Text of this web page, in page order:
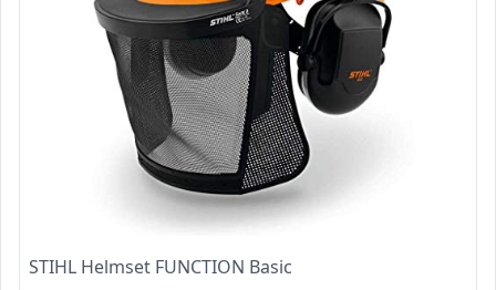
STIHL Helmset FUNCTION Basic